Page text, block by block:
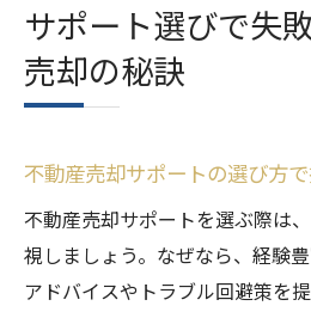
サポート選びで失
売却の秘訣
不動産売却サポートの選び方
不動産売却サポートを選ぶ際は
視しましょう。なぜなら、経験
アドバイスやトラブル回避策を